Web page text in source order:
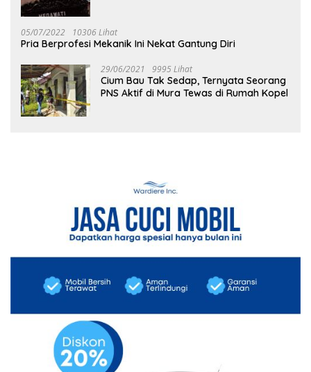
05/07/2022 10306 Lihat
Pria Berprofesi Mekanik Ini Nekat Gantung Diri
29/06/2021 9995 Lihat
Cium Bau Tak Sedap, Ternyata Seorang
PNS Aktif di Mura Tewas di Rumah Kopel